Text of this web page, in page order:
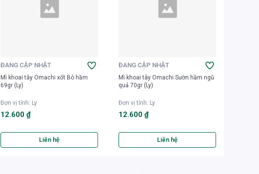
ĐANG CẬP NHẬT
Mì khoai tây Omachi xốt Bò hầm
69gr (Ly)
Đơn vị tính: Ly
12.600 ₫
Liên hệ
ĐANG CẬP NHẬT
Mì khoai tây Omachi Sườn hầm ngũ
quả 70gr (Ly)
Đơn vị tính: Ly
12.600 ₫
Liên hệ